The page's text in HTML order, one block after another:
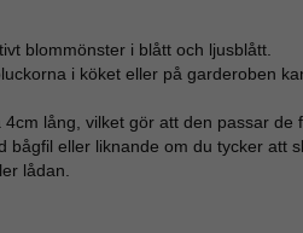
blommönster i blått och ljusblått.
i köket eller på garderoben
lång, vilket gör att den passar de
bågfil eller liknande om du tycker att
lådan.